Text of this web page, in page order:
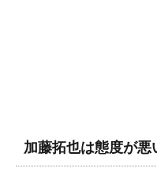
加藤拓也は態度が